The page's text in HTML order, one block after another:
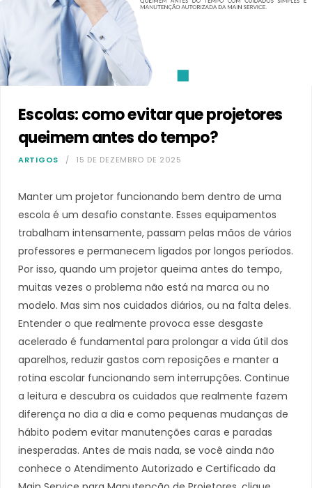
Escolas: como evitar que projetores
queimem antes do tempo?
ARTIGOS 15 DE DEZEMBRO DE 2025
Manter um projetor funcionando bem dentro de uma
escola é um desafio constante. Esses equipamentos
trabalham intensamente, passam pelas mãos de vários
professores e permanecem ligados por longos períodos.
Por isso, quando um projetor queima antes do tempo,
muitas vezes o problema não está na marca ou no
modelo. Mas sim nos cuidados diários, ou na falta deles.
Entender o que realmente provoca esse desgaste
acelerado é fundamental para prolongar a vida útil dos
aparelhos, reduzir gastos com reposições e manter a
rotina escolar funcionando sem interrupções. Continue
a leitura e descubra os cuidados que realmente fazem
diferença no dia a dia e como pequenas mudanças de
hábito podem evitar manutenções caras e paradas
inesperadas. Antes de mais nada, se você ainda não
conhece o Atendimento Autorizado e Certificado da